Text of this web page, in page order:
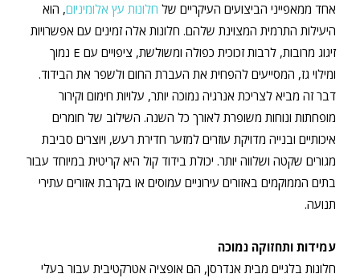
אחד ממאפייני הביצועים העיקריים של חלונות עץ אלומיניום, הוא
היעילות התרמית המצוינת שלהם. חלונות אלה זמינים עם אפשרויות
זיגוג מרובות, לרבות זכוכית כפולה ומשולשת, ציפויים עם E נמוך
ומילוי גז, המסייעים להפחית את העברת החום ולשפר את הבידוד.
דבר זה מביא לצריכת אנרגיה נמוכה יותר, עלויות חימום וקירור
מופחתות ונוחות משופרת לאורך כל השנה. השילוב של חומרים
איכותיים ובנייה מדויקת עוזרים למזער חדירת רעש, ויוצרים סביבת
מגורים שקטה ושלווה יותר. יכולת בידוד קול היא קריטית במיוחד עבור
בתים הממוקמים באזורים עירוניים עמוסים או בקרבת אזורים עתירי
תנועה.
עמידות ותחזוקה נמוכה
חלונות בלגיים מבית אנדרסן, הם אופציה אטרקטיבית עבור בעלי